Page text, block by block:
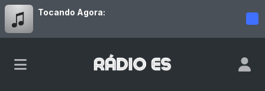
Tocando Agora: